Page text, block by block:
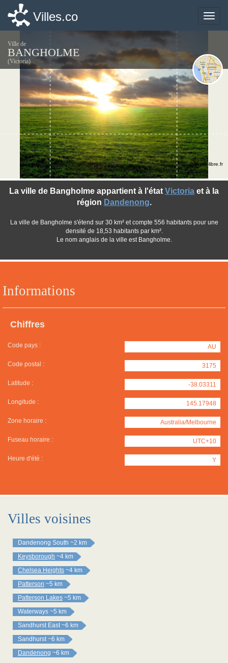
Toggle
Villes.co
Ville de
BANGHOLME
(Victoria)
Informations
Chiffres
Code pays : AU
Code postal : 3175
Latitude : -38.03311
Longitude : 145.17948
Zone horaire : Australia/Melbourne
Fuseau horaire : UTC+10
Heure d'été : Y
La ville de Bangholme appartient à l'état Victoria et à la
région Dandenong.
La ville de Bangholme s'étend sur 30 km² et compte 556 habitants pour une
densité de 18,53 habitants par km².
Le nom anglais de la ville est Bangholme.
©photo-libre.fr
Villes voisines
Dandenong South ~2 km
Keysborough ~4 km
Chelsea Heights ~4 km
Patterson ~5 km
Patterson Lakes ~5 km
Waterways ~5 km
Sandhurst East ~6 km
Sandhurst ~6 km
Dandenong ~6 km
Toggle
Villes.co